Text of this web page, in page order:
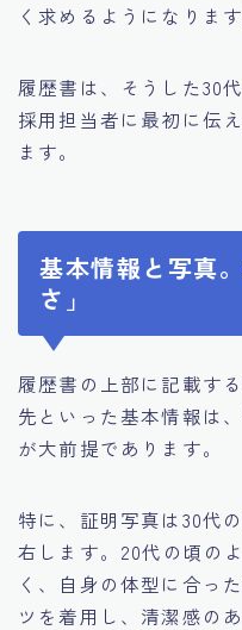
く求めるようになります
履歴書は、そうした30
採用担当者に最初に伝
ます。
基本情報と写真
さ」
履歴書の上部に記載す
先といった基本情報は
が大前提であります。
特に、証明写真は30代
右します。20代の頃の
く、自身の体型に合っ
ツを着用し、清潔感の